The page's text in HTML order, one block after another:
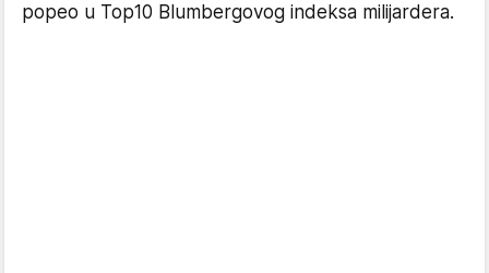
popeo u Top10 Blumbergovog indeksa milijardera.